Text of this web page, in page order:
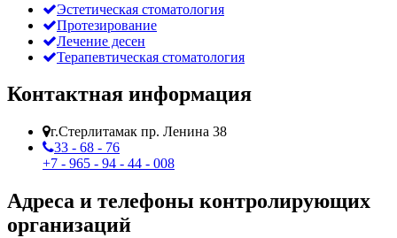
Эстетическая стоматология
Протезирование
Лечение десен
Терапевтическая стоматология
Контактная информация
г.Стерлитамак пр. Ленина 38
33 - 68 - 76
+7 - 965 - 94 - 44 - 008
Адреса и телефоны контролирующих
организаций